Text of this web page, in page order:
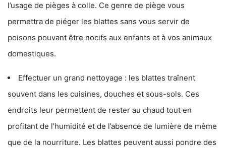
l’usage de pièges à colle. Ce genre de piège vous
permettra de piéger les blattes sans vous servir de
poisons pouvant être nocifs aux enfants et à vos animaux
domestiques.
Effectuer un grand nettoyage : les blattes traînent
souvent dans les cuisines, douches et sous-sols. Ces
endroits leur permettent de rester au chaud tout en
profitant de l’humidité et de l’absence de lumière de même
que de la nourriture. Les blattes peuvent aussi pondre des